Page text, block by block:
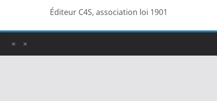
Éditeur C4S, association loi 1901